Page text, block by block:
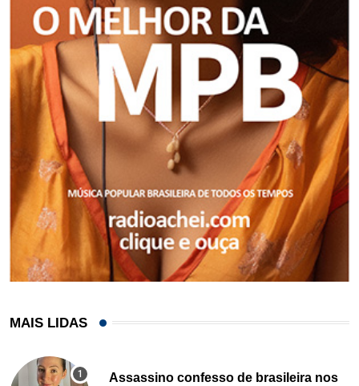
MAIS LIDAS
Assassino confesso de brasileira nos